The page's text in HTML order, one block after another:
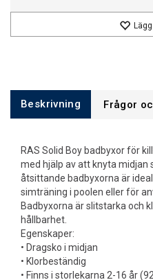
Beskrivning Frågor
RAS Solid Boy badbyxor för
med hjälp av att knyta midjan
åtsittande badbyxorna är
simträning i poolen eller för
Badbyxorna är slitstarka och
hållbarhet.
Egenskaper:
• Dragsko i midjan
• Klorbeständig
• Finns i storlekarna 2-16 år